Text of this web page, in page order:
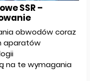
SSR –
obwodów coraz
aparatów
na te wymagania